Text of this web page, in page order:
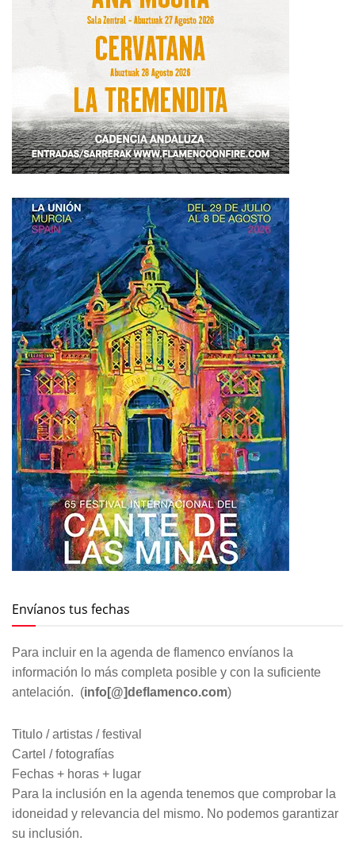
Envíanos tus fechas
Para incluir en la agenda de flamenco envíanos la
información lo más completa posible y con la suficiente
antelación. (info[@]deflamenco.com)
Titulo / artistas / festival
Cartel / fotografías
Fechas + horas + lugar
Para la inclusión en la agenda tenemos que comprobar la
idoneidad y relevancia del mismo. No podemos garantizar
su inclusión.